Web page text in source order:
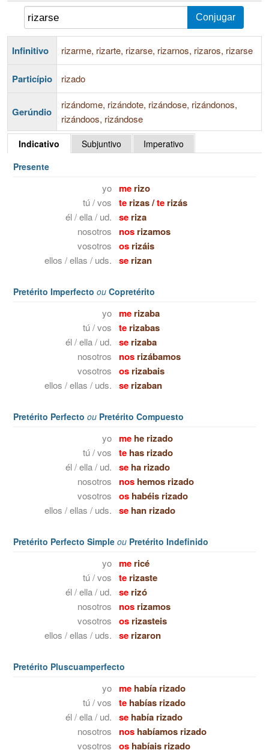
Infinitivo rizarme, rizarte, rizarse, rizarnos, rizaros, rizarse
Particípio rizado
Gerúndio
rizándome, rizándote, rizándose, rizándonos,
rizándoos, rizándose
Indicativo Subjuntivo
Imperativo
Presente
yo merizo
tú / vos terizas/terizás
él / ella / ud. seriza
nosotros nosrizamos
vosotros osrizáis
ellos / ellas / uds. serizan
Pretérito Imperfecto ou Copretérito
yo merizaba
tú / vos terizabas
él / ella / ud. serizaba
nosotros nosrizábamos
vosotros osrizabais
ellos / ellas / uds. serizaban
Pretérito Perfecto ou Pretérito Compuesto
yo mehe rizado
tú / vos tehas rizado
él / ella / ud. seha rizado
nosotros noshemos rizado
vosotros oshabéis rizado
ellos / ellas / uds. sehan rizado
Pretérito Perfecto Simple ou Pretérito Indefinido
yo mericé
tú / vos terizaste
él / ella / ud. serizó
nosotros nosrizamos
vosotros osrizasteis
ellos / ellas / uds. serizaron
Pretérito Pluscuamperfecto
yo mehabía rizado
tú / vos tehabías rizado
él / ella / ud. sehabía rizado
nosotros noshabíamos rizado
vosotros oshabíais rizado